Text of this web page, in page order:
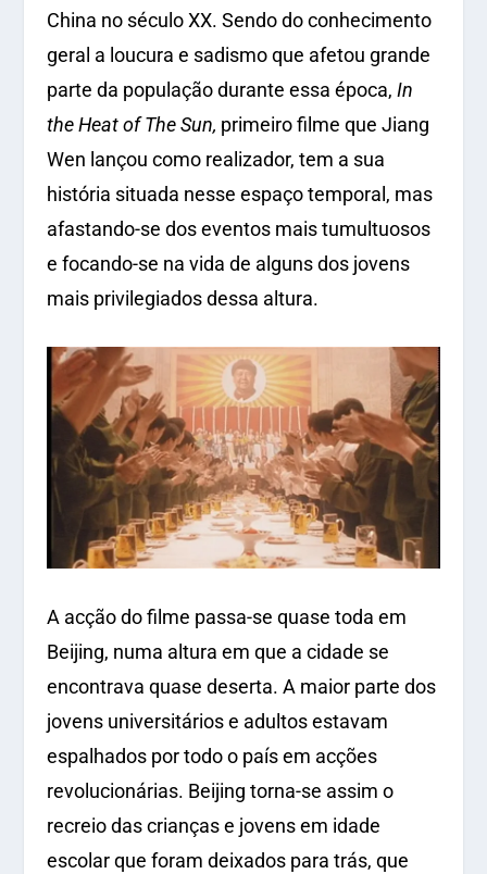
China no século XX. Sendo do conhecimento
geral a loucura e sadismo que afetou grande
parte da população durante essa época, In
the Heat of The Sun, primeiro filme que Jiang
Wen lançou como realizador, tem a sua
história situada nesse espaço temporal, mas
afastando-se dos eventos mais tumultuosos
e focando-se na vida de alguns dos jovens
mais privilegiados dessa altura.
A acção do filme passa-se quase toda em
Beijing, numa altura em que a cidade se
encontrava quase deserta. A maior parte dos
jovens universitários e adultos estavam
espalhados por todo o país em acções
revolucionárias. Beijing torna-se assim o
recreio das crianças e jovens em idade
escolar que foram deixados para trás, que